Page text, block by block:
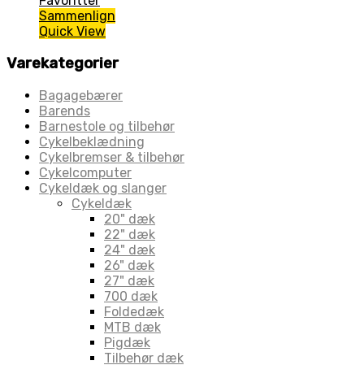
Sammenlign
Quick View
Varekategorier
Bagagebærer
Barends
Barnestole og tilbehør
Cykelbeklædning
Cykelbremser & tilbehør
Cykelcomputer
Cykeldæk og slanger
Cykeldæk
20" dæk
22" dæk
24" dæk
26" dæk
27" dæk
700 dæk
Foldedæk
MTB dæk
Pigdæk
Tilbehør dæk